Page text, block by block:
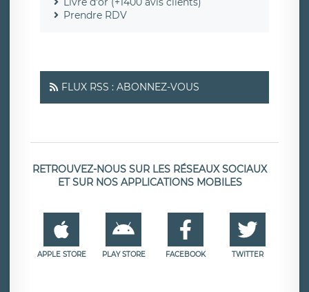
Prendre RDV
FLUX RSS : ABONNEZ-VOUS
RETROUVEZ-NOUS SUR LES RÉSEAUX SOCIAUX
ET SUR NOS APPLICATIONS MOBILES
APPLE STORE PLAY STORE FACEBOOK TWITTER